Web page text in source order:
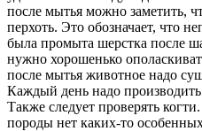
после мытья можно заметить,
перхоть. Это обозначает, что
была промыта шерстка после
нужно хорошенько
после мытья животное надо
Каждый день надо
Также следует проверять
породы нет каких-то